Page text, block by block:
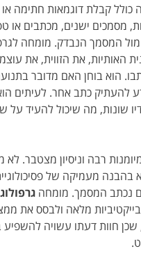
כולל קבלת דוגמאות חתימה
מסמכים ישנים, מכתבים או
המסמך הנבדק. מומחה
האותיות, את הזווית, את
הוא בוחן האם מדובר
להעתיק כתב אחר. לעיתים
שונות, מה שיכול להעיד על
רבה וניסיון מצטבר.
בהבנה מעמיקה של
נכתב המסמך. מומחה
מלאה ולבסס את
חוות דעתו עשויה להשפיע